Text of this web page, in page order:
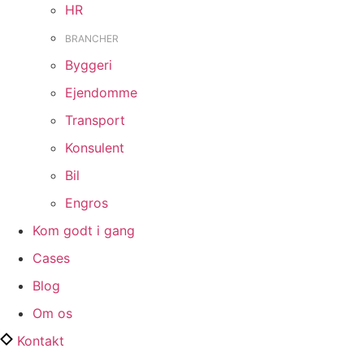
HR
BRANCHER
Byggeri
Ejendomme
Transport
Konsulent
Bil
Engros
Kom godt i gang
Cases
Blog
Om os
Kontakt